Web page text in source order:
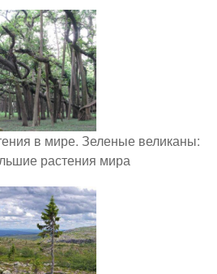
в мире. Зеленые великаны:
растения мира